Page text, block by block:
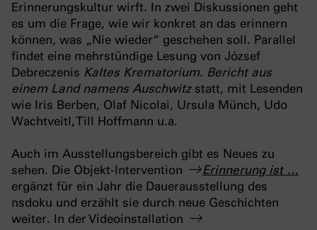
Erinnerungskultur wirft. In zwei Diskussionen geht
es um die Frage, wie wir konkret an das erinnern
können, was „Nie wieder“ geschehen soll. Parallel
findet eine mehrstündige Lesung von József
Debreczenis Kaltes Krematorium. Bericht aus
einem Land namens Auschwitzstatt, mit Lesenden
wie Iris Berben, Olaf Nicolai, Ursula Münch, Udo
Wachtveitl, Till Hoffmann u.a.
Auch im Ausstellungsbereich gibt es Neues zu
sehen. Die Objekt-Intervention
Erinnerung ist …
ergänzt für ein Jahr die Dauerausstellung des
nsdoku und erzählt sie durch neue Geschichten
weiter. In der Videoinstallation